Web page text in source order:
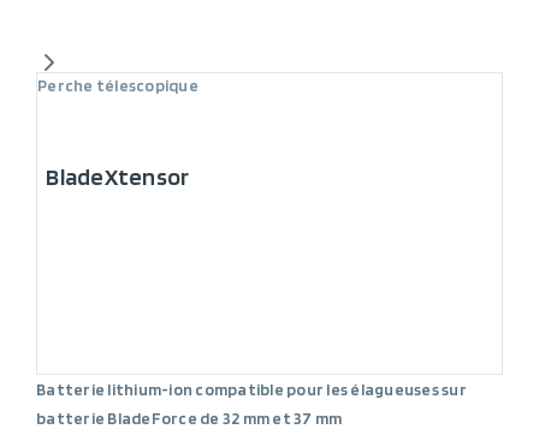
Perche télescopique
BladeXtensor
Batterie lithium-ion compatible pour les élagueuses sur
batterie BladeForce de 32 mm et 37 mm